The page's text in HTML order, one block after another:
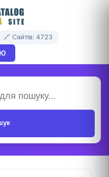
🔗 Сайтів: 4723